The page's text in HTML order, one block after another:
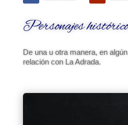
Personajes
De una u otra manera, en
relación con La Adrada.